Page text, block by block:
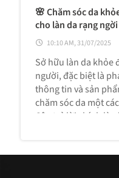
🌸 Chăm sóc da
cho làn da rạng ngời
10:10 AM, 31/07/2025
Sở hữu làn da khỏe
người, đặc biệt là
thông tin và sản
chăm sóc da một
Câu trả lời chính là: